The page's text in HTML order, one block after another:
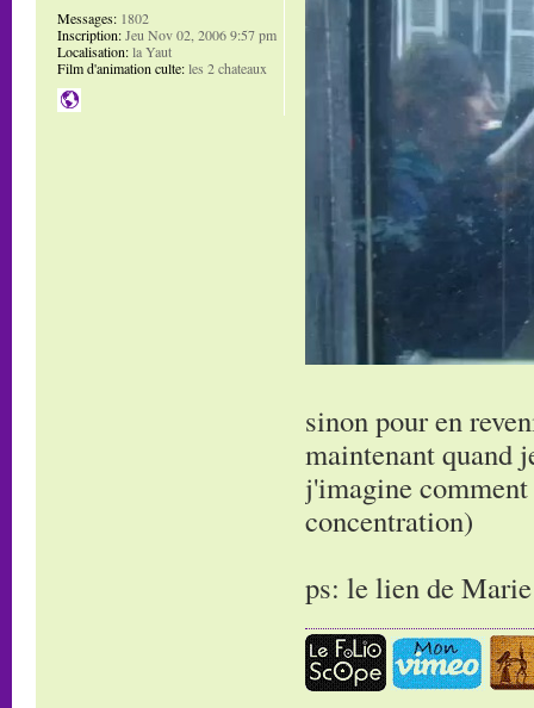
sinon pour en
maintenant quand
j'imagine
concentration)
ps: le lien de
Messages: 1802
Inscription:Jeu Nov 02, 2006 9:57 pm
Localisation:la Yaut
Film d'animation culte:les 2 chateaux